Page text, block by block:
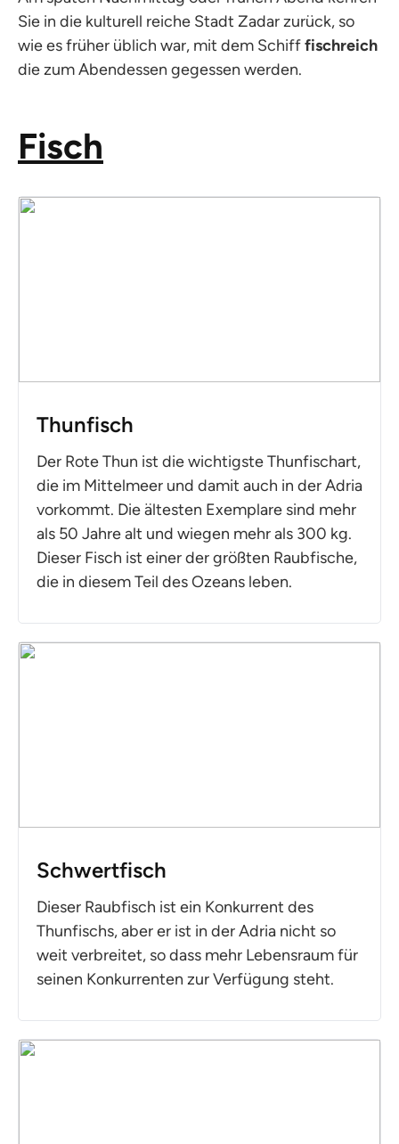
Sie in die kulturell reiche Stadt Zadar zurück, so
wie es früher üblich war, mit dem Schifffischreich
die zum Abendessen gegessen werden.
Fisch
Thunfisch
Der Rote Thun ist die wichtigste Thunfischart,
die im Mittelmeer und damit auch in der Adria
vorkommt. Die ältesten Exemplare sind mehr
als 50 Jahre alt und wiegen mehr als 300 kg.
Dieser Fisch ist einer der größten Raubfische,
die in diesem Teil des Ozeans leben.
Schwertfisch
Dieser Raubfisch ist ein Konkurrent des
Thunfischs, aber er ist in der Adria nicht so
weit verbreitet, so dass mehr Lebensraum für
seinen Konkurrenten zur Verfügung steht.